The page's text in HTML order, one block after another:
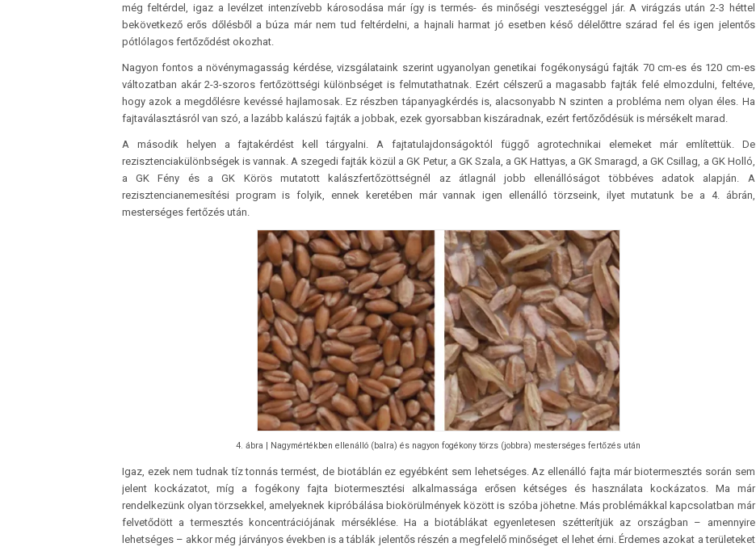
még feltérdel, igaz a levélzet intenzívebb károsodása már így is termés- és minőségi veszteséggel jár. A virágzás után 2-3 héttel
bekövetkező erős dőlésből a búza már nem tud feltérdelni, a hajnali harmat jó esetben késő délelőttre szárad fel és igen jelentős
pótlólagos fertőződést okozhat.
Nagyon fontos a növénymagasság kérdése, vizsgálataink szerint ugyanolyan genetikai fogékonyságú fajták 70 cm-es és 120 cm-es
változatban akár 2-3-szoros fertőzöttségi különbséget is felmutathatnak. Ezért célszerű a magasabb fajták felé elmozdulni, feltéve,
hogy azok a megdőlésre kevéssé hajlamosak. Ez részben tápanyagkérdés is, alacsonyabb N szinten a probléma nem olyan éles. Ha
fajtaválasztásról van szó, a lazább kalászú fajták a jobbak, ezek gyorsabban kiszáradnak, ezért fertőződésük is mérsékelt marad.
A második helyen a fajtakérdést kell tárgyalni. A fajtatulajdonságoktól függő agrotechnikai elemeket már említettük. De
rezisztenciakülönbségek is vannak. A szegedi fajták közül a GK Petur, a GK Szala, a GK Hattyas, a GK Smaragd, a GK Csillag, a GK Holló,
a GK Fény és a GK Körös mutatott kalászfertőzöttségnél az átlagnál jobb ellenállóságot többéves adatok alapján. A
rezisztencianemesítési program is folyik, ennek keretében már vannak igen ellenálló törzseink, ilyet mutatunk be a 4. ábrán,
mesterséges fertőzés után.
4. ábra | Nagymértékben ellenálló (balra) és nagyon fogékony törzs (jobbra) mesterséges fertőzés után
Igaz, ezek nem tudnak tíz tonnás termést, de biotáblán ez egyébként sem lehetséges. Az ellenálló fajta már bio­termesztés során sem
jelent kockázatot, míg a fogékony fajta biotermesztési alkalmassága erősen kétséges és használata kockázatos. Ma már
rendelkezünk olyan törzsekkel, amelyeknek kipróbálása biokörülmények között is szóba jöhetne. Más problémákkal kapcsolatban már
felvetődött a termesztés koncentrációjának mérséklése. Ha a biotáblákat egyenletesen szétterítjük az országban – amennyire
lehetséges – akkor még járványos években is a táblák jelentős részén a megfelelő minőséget el lehet érni. Érdemes azokat a területeket